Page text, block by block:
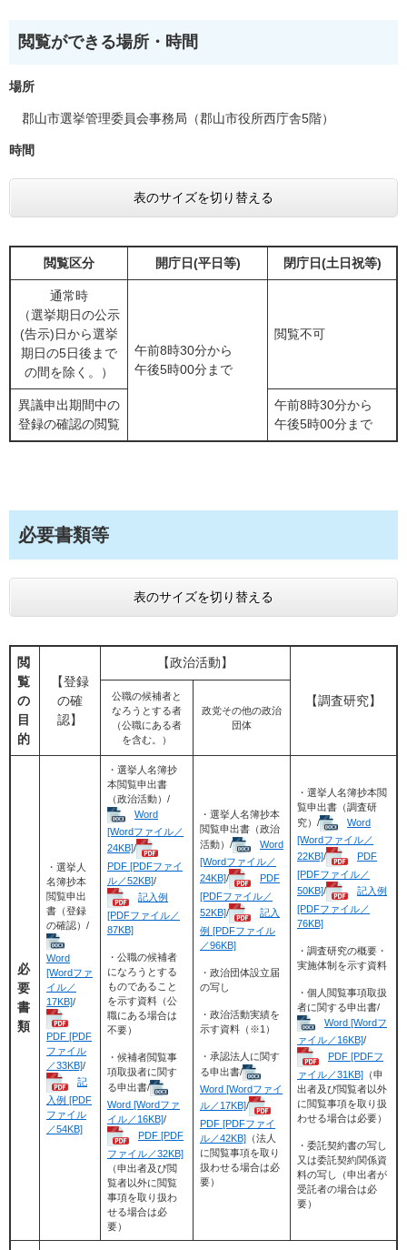
閲覧ができる場所・時間
場所
郡山市選挙管理委員会事務局（郡山市役所西庁舎5階）
時間
表のサイズを切り替える
閲覧区分 開庁日(平日等) 閉庁日(土日祝等)
通常時
（選挙期日の公示
(告示)日から選挙
期日の5日後まで
の間を除く。）
午前8時30分から
午後5時00分まで
閲覧不可
異議申出期間中の
登録の確認の閲覧
午前8時30分から
午後5時00分まで
必要書類等
表のサイズを切り替える
閲
覧
の
目
的
【登録
の確
認】
【政治活動】
【調査研究】
公職の候補者と
なろうとする者
（公職にある者
を含む。）
政党その他の政治
団体
必
要
書
類
・選挙人
名簿抄本
閲覧申出
書（登録
の確認）/
Word
[Wordファ
イル／
17KB]/
PDF [PDF
ファイル
／33KB]/
記
入例 [PDF
ファイル
／54KB]
・選挙人名簿抄
本閲覧申出書
（政治活動）/
Word
[Wordファイル／
24KB]/
PDF [PDFファイ
ル／52KB]/
記入例
[PDFファイル／
87KB]
・公職の候補者
になろうとする
ものであること
を示す資料（公
職にある場合は
不要）
・候補者閲覧事
項取扱者に関す
る申出書/
Word [Wordファ
イル／16KB]/
PDF [PDF
ファイル／32KB]
（申出者及び閲
覧者以外に閲覧
事項を取り扱わ
せる場合は必
要）
・選挙人名簿抄本
閲覧申出書（政治
活動）/
Word
[Wordファイル／
24KB]/
PDF
[PDFファイル／
52KB]/
記入
例 [PDFファイル
／96KB]
・政治団体設立届
の写し
・政治活動実績を
示す資料（※1）
・承認法人に関す
る申出書/
Word [Wordファイ
ル／17KB]/
PDF [PDFファイ
ル／42KB] （法人
に閲覧事項を取り
扱わせる場合は必
要）
・選挙人名簿抄本閲
覧申出書（調査研
究）/
Word
[Wordファイル／
22KB]/
PDF
[PDFファイル／
50KB]/
記入例
[PDFファイル／
76KB]
・調査研究の概要・
実施体制を示す資料
・個人閲覧事項取扱
者に関する申出書/
Word [Wordフ
ァイル／16KB]/
PDF [PDFフ
ァイル／31KB] （申
出者及び閲覧者以外
に閲覧事項を取り扱
わせる場合は必要）
・委託契約書の写し
又は委託契約関係資
料の写し（申出者が
受託者の場合は必
要）